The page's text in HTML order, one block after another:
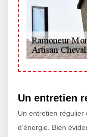
Un entretien
Un entretien
d’énergie. Bien